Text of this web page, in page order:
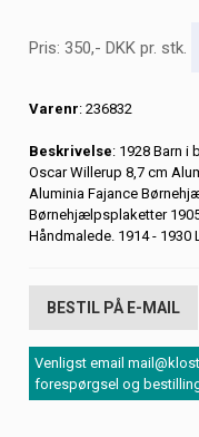
Pris: 350,- DKKpr. stk.
Varenr: 236832
Beskrivelse: 1928 Barn i
Oscar Willerup 8,7 cm
Aluminia Fajance
Børnehjælpsplaketter
Håndmalede. 1914 - 1930
BESTIL PÅ E-MAIL
Venligst email
forespørgsel og